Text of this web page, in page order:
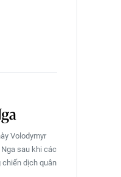
Volodymyr
sau khi các
chiến dịch quân